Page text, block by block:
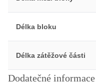
Délka bloku
Délka zátěžové části
Dodatečné informace